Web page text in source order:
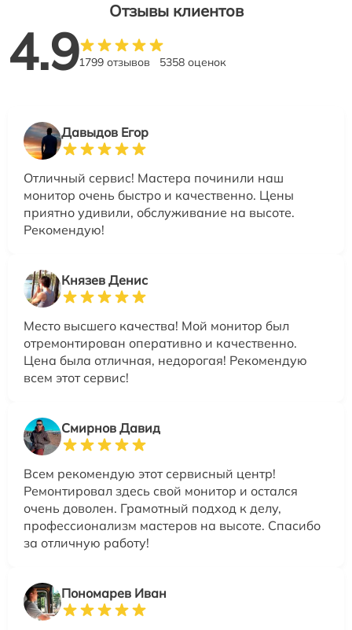
Отзывы клиентов
4.91799 отзывов 5358 оценок
Давыдов Егор
Отличный сервис! Мастера починили наш
монитор очень быстро и качественно. Цены
приятно удивили, обслуживание на высоте.
Рекомендую!
Князев Денис
Место высшего качества! Мой монитор был
отремонтирован оперативно и качественно.
Цена была отличная, недорогая! Рекомендую
всем этот сервис!
Смирнов Давид
Всем рекомендую этот сервисный центр!
Ремонтировал здесь свой монитор и остался
очень доволен. Грамотный подход к делу,
профессионализм мастеров на высоте. Спасибо
за отличную работу!
Пономарев Иван